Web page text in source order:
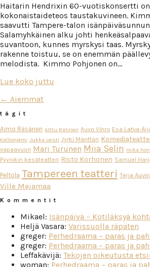
Haitarin Hendrixin 60-vuotiskonsertti
kokonaistaideteos taustakuvineen.
saavutti Tampere-talon
Salamyhkäinen alku johti
suvantoon, kunnes myrskysi taas.
rakenne toistuu, se on enemmän
melodista. Kimmo Pohjonen on…
Lue koko juttu
← Aiemmat
tägit
Aimo Räsänen Arttu Ratinen Auvo Vihro Esa Latva-
Kallioniemi Jukka Leisti Jyrki Mänttäri
vapaavuori Mari Turunen Miia Selin mika
Pyynikin kesäteatteri Risto Korhonen Samuel
Peltola Tampereen teatteri Teija
Ville Majamaa
Kommentit
Mikael: Isänpäivä – Kotiläksyä
Heljä Vasara: Varissuolla räpäten
greger: Perhedraama – paras ja
greger: Perhedraama – paras ja
Leffakävijä: Tekojen oikeutusta
woman: Perhedraama – paras ja